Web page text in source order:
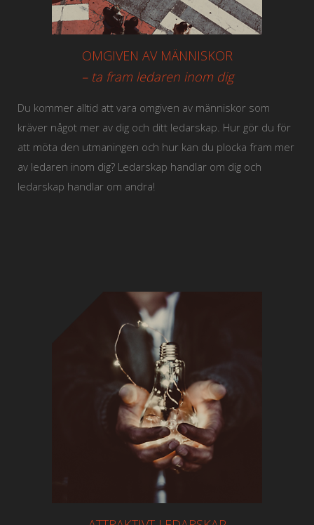
OMGIVEN AV MÄNNISKOR
– ta fram ledaren inom dig
Du kommer alltid att vara omgiven av människor som
kräver något mer av dig och ditt ledarskap. Hur gör du för
att möta den utmaningen och hur kan du plocka fram mer
av ledaren inom dig? Ledarskap handlar om dig och
ledarskap handlar om andra!